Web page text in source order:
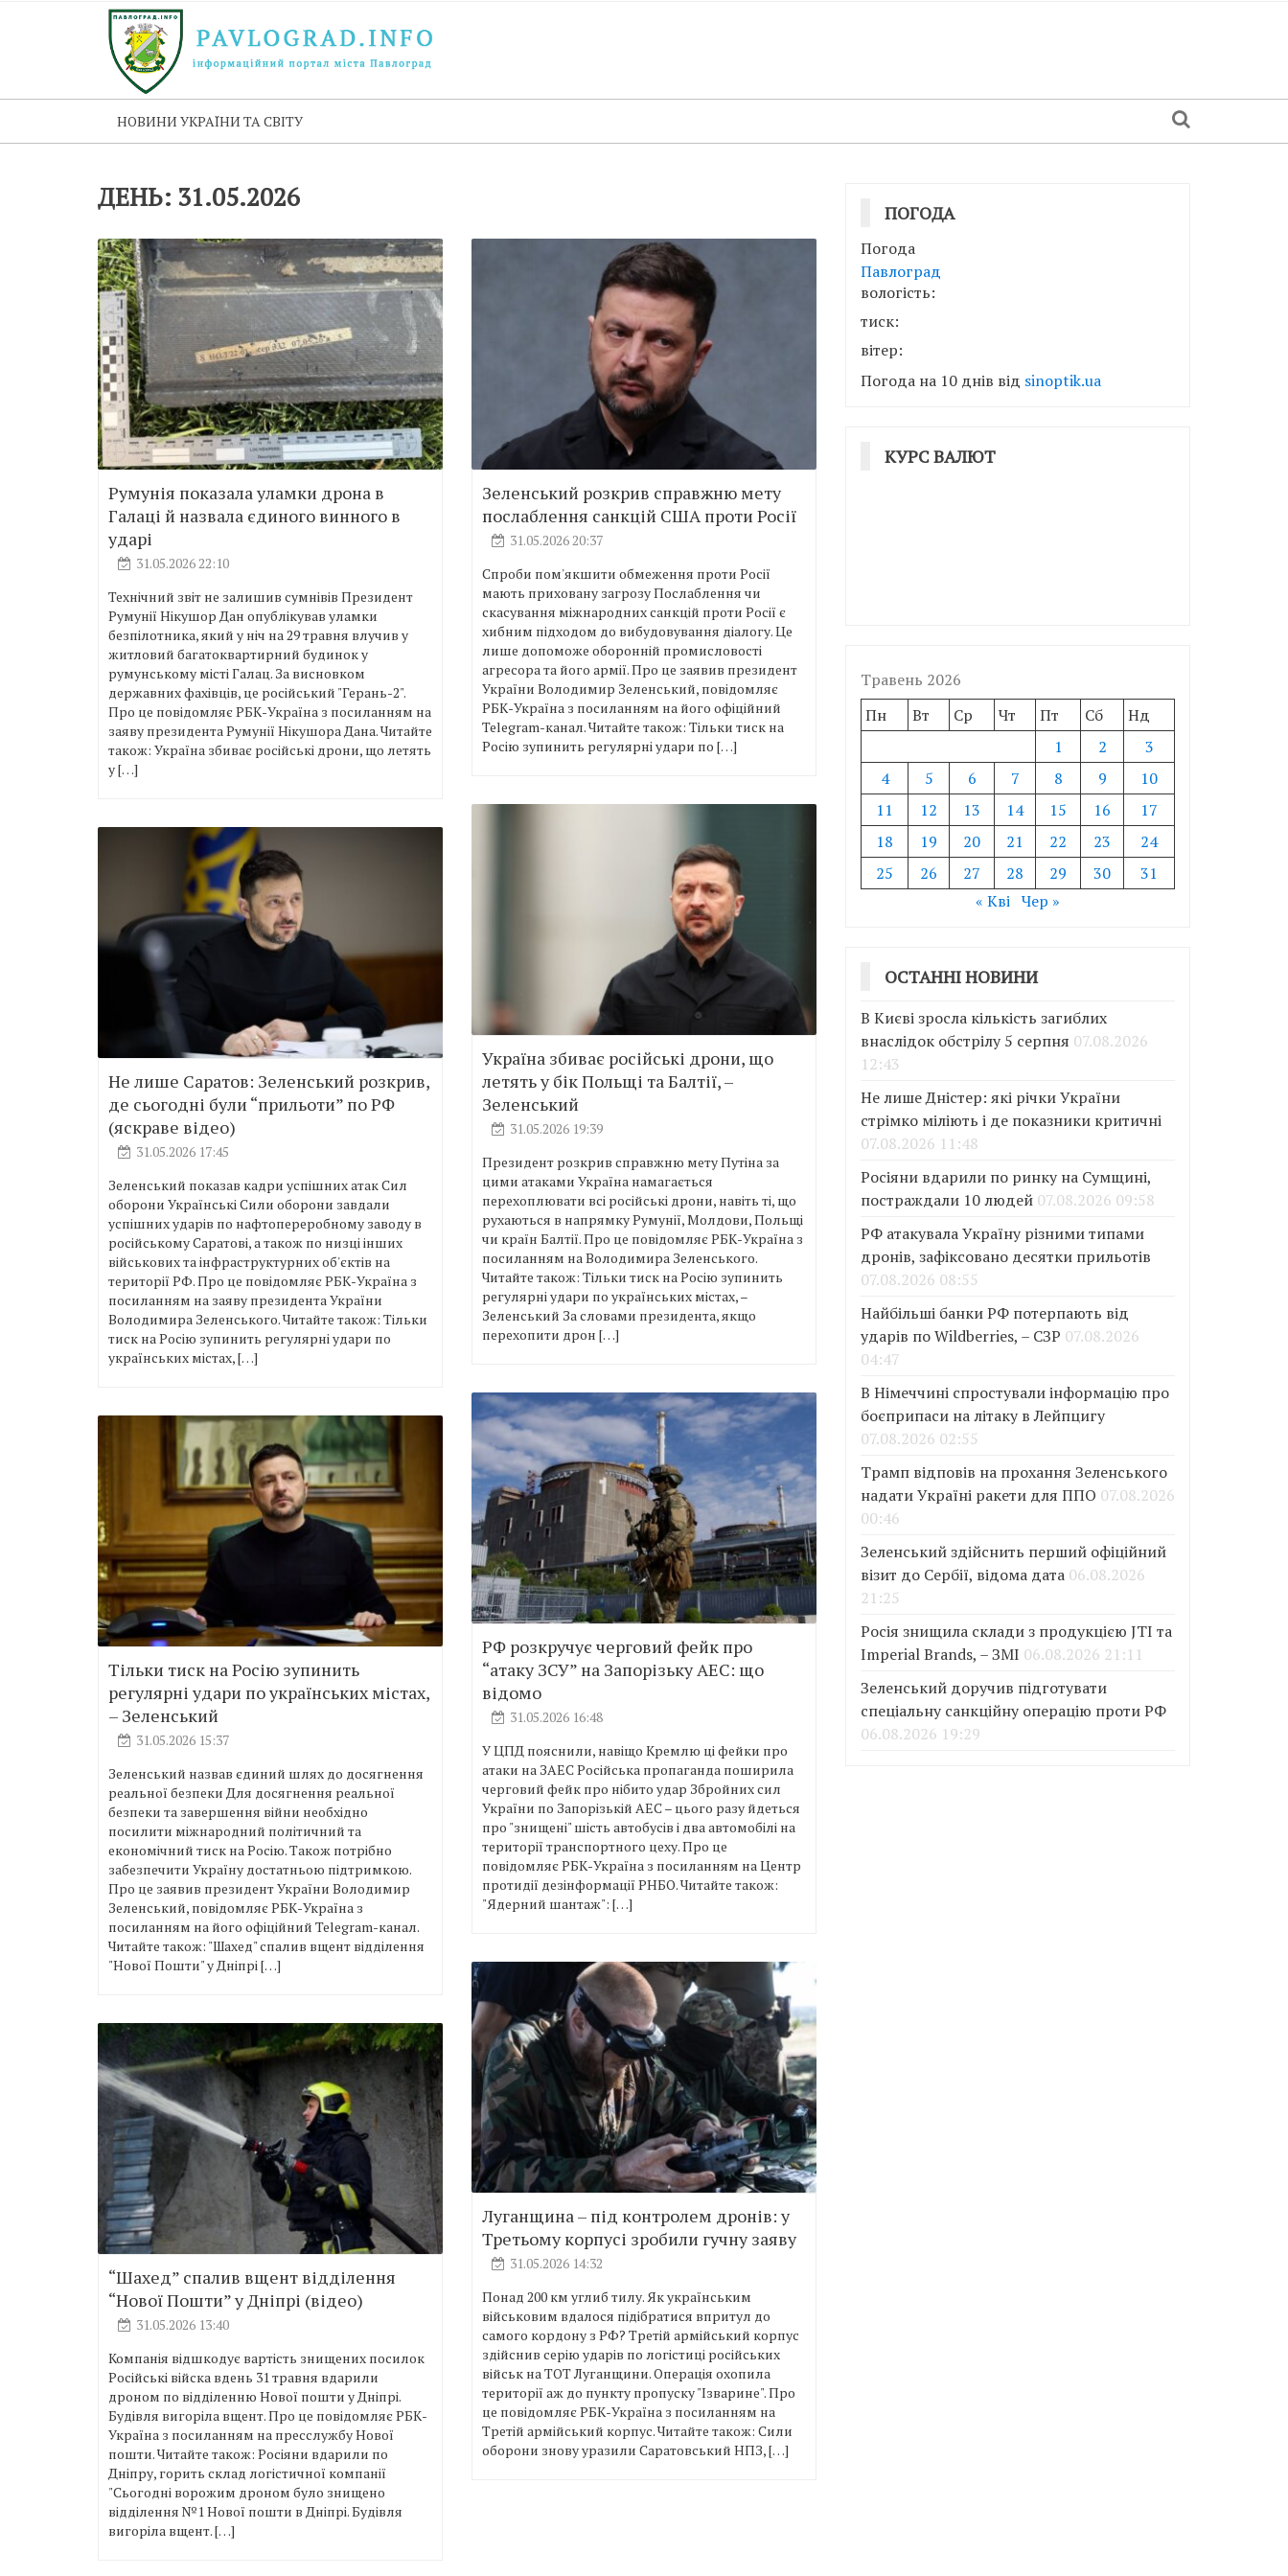
НОВИНИ УКРАЇНИ ТА СВІТУ
ДЕНЬ: 31.05.2026
Румунія показала уламки дрона в
Галаці й назвала єдиного винного в
ударі
31.05.2026 22:10
Технічний звіт не залишив сумнівів Президент
Румунії Нікушор Дан опублікував уламки
безпілотника, який у ніч на 29 травня влучив у
житловий багатоквартирний будинок у
румунському місті Галац. За висновком
державних фахівців, це російський "Герань-2".
Про це повідомляє РБК-Україна з посиланням на
заяву президента Румунії Нікушора Дана. Читайте
також: Україна збиває російські дрони, що летять
у […]
Зеленський розкрив справжню мету
послаблення санкцій США проти Росії
31.05.2026 20:37
Спроби пом'якшити обмеження проти Росії
мають приховану загрозу Послаблення чи
скасування міжнародних санкцій проти Росії є
хибним підходом до вибудовування діалогу. Це
лише допоможе оборонній промисловості
агресора та його армії. Про це заявив президент
України Володимир Зеленський, повідомляє
РБК-Україна з посиланням на його офіційний
Telegram-канал. Читайте також: Тільки тиск на
Росію зупинить регулярні удари по […]
Україна збиває російські дрони, що
летять у бік Польщі та Балтії, –
Зеленський
31.05.2026 19:39
Президент розкрив справжню мету Путіна за
цими атаками Україна намагається
перехоплювати всі російські дрони, навіть ті, що
рухаються в напрямку Румунії, Молдови, Польщі
чи країн Балтії. Про це повідомляє РБК-Україна з
посиланням на Володимира Зеленського.
Читайте також: Тільки тиск на Росію зупинить
регулярні удари по українських містах, –
Зеленський За словами президента, якщо
перехопити дрон […]
Не лише Саратов: Зеленський розкрив,
де сьогодні були “прильоти” по РФ
(яскраве відео)
31.05.2026 17:45
Зеленський показав кадри успішних атак Сил
оборони Українські Сили оборони завдали
успішних ударів по нафтопереробному заводу в
російському Саратові, а також по низці інших
військових та інфраструктурних об'єктів на
території РФ. Про це повідомляє РБК-Україна з
посиланням на заяву президента України
Володимира Зеленського. Читайте також: Тільки
тиск на Росію зупинить регулярні удари по
українських містах, […]
РФ розкручує черговий фейк про
“атаку ЗСУ” на Запорізьку АЕС: що
відомо
31.05.2026 16:48
У ЦПД пояснили, навіщо Кремлю ці фейки про
атаки на ЗАЕС Російська пропаганда поширила
черговий фейк про нібито удар Збройних сил
України по Запорізькій АЕС – цього разу йдеться
про "знищені" шість автобусів і два автомобілі на
території транспортного цеху. Про це
повідомляє РБК-Україна з посиланням на Центр
протидії дезінформації РНБО. Читайте також:
"Ядерний шантаж": […]
Тільки тиск на Росію зупинить
регулярні удари по українських містах,
– Зеленський
31.05.2026 15:37
Зеленський назвав єдиний шлях до досягнення
реальної безпеки Для досягнення реальної
безпеки та завершення війни необхідно
посилити міжнародний політичний та
економічний тиск на Росію. Також потрібно
забезпечити Україну достатньою підтримкою.
Про це заявив президент України Володимир
Зеленський, повідомляє РБК-Україна з
посиланням на його офіційний Telegram-канал.
Читайте також: "Шахед" спалив вщент відділення
"Нової Пошти" у Дніпрі […]
Луганщина – під контролем дронів: у
Третьому корпусі зробили гучну заяву
31.05.2026 14:32
Понад 200 км углиб тилу. Як українським
військовим вдалося підібратися впритул до
самого кордону з РФ? Третій армійський корпус
здійснив серію ударів по логістиці російських
військ на ТОТ Луганщини. Операція охопила
території аж до пункту пропуску "Ізварине". Про
це повідомляє РБК-Україна з посиланням на
Третій армійський корпус. Читайте також: Сили
оборони знову уразили Саратовський НПЗ, […]
“Шахед” спалив вщент відділення
“Нової Пошти” у Дніпрі (відео)
31.05.2026 13:40
Компанія відшкодує вартість знищених посилок
Російські війска вдень 31 травня вдарили
дроном по відділенню Нової пошти у Дніпрі.
Будівля вигоріла вщент. Про це повідомляє РБК-
Україна з посиланням на пресслужбу Нової
пошти. Читайте також: Росіяни вдарили по
Дніпру, горить склад логістичної компанії
"Сьогодні ворожим дроном було знищено
відділення №1 Нової пошти в Дніпрі. Будівля
вигоріла вщент. […]
ПОГОДА
Погода
Павлоград
вологість:
тиск:
вітер:
Погода на 10 днів від sinoptik.ua
КУРС ВАЛЮТ
Травень 2026
Пн
Вт Ср Чт Пт Сб
Нд
1
2
3
4
5 6 7 8 9
10
11
12 13 14 15 16
17
18
19 20 21 22 23
24
25
26 27 28 29 30
31
« Кві Чер »
ОСТАННІ НОВИНИ
В Києві зросла кількість загиблих
внаслідок обстрілу 5 серпня 07.08.2026
12:43
Не лише Дністер: які річки України
стрімко міліють і де показники критичні
07.08.2026 11:48
Росіяни вдарили по ринку на Сумщині,
постраждали 10 людей 07.08.2026 09:58
РФ атакувала Україну різними типами
дронів, зафіксовано десятки прильотів
07.08.2026 08:55
Найбільші банки РФ потерпають від
ударів по Wildberries, – СЗР 07.08.2026
04:47
В Німеччині спростували інформацію про
боєприпаси на літаку в Лейпцигу
07.08.2026 02:55
Трамп відповів на прохання Зеленського
надати Україні ракети для ППО 07.08.2026
00:46
Зеленський здійснить перший офіційний
візит до Сербії, відома дата 06.08.2026
21:25
Росія знищила склади з продукцією JTI та
Imperial Brands, – ЗМІ 06.08.2026 21:11
Зеленський доручив підготувати
спеціальну санкційну операцію проти РФ
06.08.2026 19:29